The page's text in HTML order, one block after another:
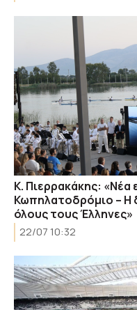
Κ. Πιερρακάκης:
Κωπηλατοδρόμιο – Η
όλους τους Έλληνες»
22/07 10:32